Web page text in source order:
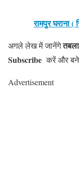
रामपुर
अगले लेख में जानेंगे
Subscribeकरें और
Advertisement